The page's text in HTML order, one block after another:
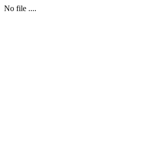
No file ....